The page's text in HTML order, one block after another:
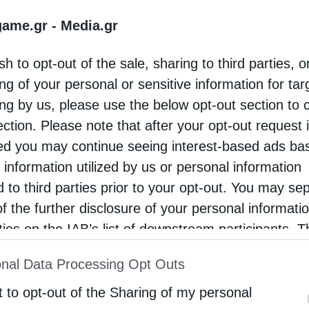
- Media.gr
to opt-out of the sale, sharing to third parties,
of your personal or sensitive information for
by us, please use the below opt-out section to
Please note that after your opt-out request
you may continue seeing interest-based ads
information utilized by us or personal information
to third parties prior to your opt-out. You may
the further disclosure of your personal
on the IAB’s list of downstream participants.
of Downstream Participantsthat may further
parties.
Data Processing Opt Outs
to opt-out of the Sharing of my personal
εισήλθε πρόσφατα, δηλαδή Βουλγαρία, Κροατία και
Σλοβακία. Σε επίπεδο γεωγραφικής κατανομής, η
η διεθνής παρουσία στο 21% και οι νέες αγορές
όπου η εταιρεία δεν έχει δραστηριοποιηθεί
της ΔΕΗ στον χώρο των υποδομών κέντρων
περισσότερων εταιρειών κοινής ωφέλειας. Πέρα
αναπτύσσει, θα κατασκευάζει, θα κατέχει και θα
εκμισθώνοντας δυναμικότητα σε
έσοδα από μισθώσεις υποδομών, παροχή
ο κόμβος κέντρου δεδομένων στην Κοζάνη,
πλάνου, με στόχο η κατασκευή να ξεκινήσει
έως το τέλος του 2028, υπό την προϋπόθεση
σε εμπιστευτικές συζητήσεις με hyperscalers και,
τύπου, μια πιθανή συμφωνία θα μπορούσε να